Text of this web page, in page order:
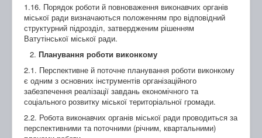
1.16. Порядок роботи й повноваження виконавчих органів
міської ради визначаються положенням про відповідний
структурний підрозділ, затвердженим рішенням
Ватутінської міської ради.
Планування роботи виконкому
2.1. Перспективне й поточне планування роботи виконкому
є одним з основних інструментів організаційного
забезпечення реалізації завдань економічного та
соціального розвитку міської територіальної громади.
2.2. Робота виконавчих органів міської ради проводиться за
перспективними та поточними (річним, квартальними)